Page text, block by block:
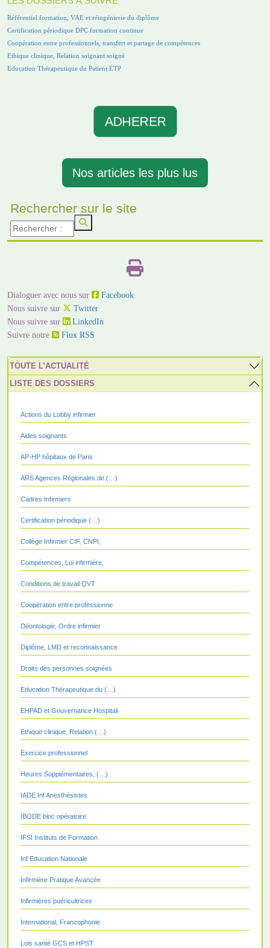
Référentiel formation, VAE et réingénierie du diplôme
Certification périodique DPC formation continue
Coopération entre professionnels, transfert et partage de compétences
Ethique clinique, Relation soignant soigné
Education Thérapeutique du Patient ETP
ADHERER
Nos articles les plus lus
Rechercher sur le site
Dialoguer avec nous sur
Facebook
Nous suivre sur
Twitter
Nous suivre sur
LinkedIn
Suivre notre
Flux RSS
TOUTE L’ACTUALITÉ
LISTE DES DOSSIERS
Actions du Lobby infirmier
Aides soignants
AP-HP hôpitaux de Paris
ARS Agences Régionales de (…)
Cadres Infirmiers
Certification périodique (…)
Collège Infirmier CIF, CNPI,
Compétences, Loi infirmière,
Conditions de travail QVT
Coopération entre professionne
Déontologie, Ordre infirmier
Diplôme, LMD et reconnaissance
Droits des personnes soignées
Education Thérapeutique du (…)
EHPAD et Gouvernance Hospitali
Ethique clinique, Relation (…)
Exercice professionnel
Heures Supplémentaires, (…)
IADE Inf Anesthésistes
IBODE bloc opératoire
IFSI Instituts de Formation
Inf Education Nationale
Infirmière Pratique Avancée
Infirmières puéricultrices
International, Francophonie
Lois santé GCS et HPST